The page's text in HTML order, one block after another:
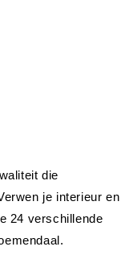
die
je interieur en
24 verschillende